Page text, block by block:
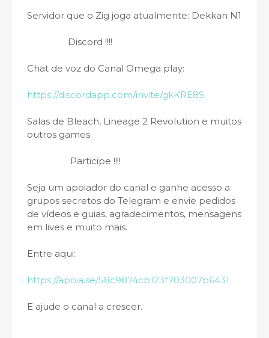
Servidor que o Zig joga atualmente: Dekkan N1
Discord !!!!
Chat de voz do Canal Omega play:
https://discordapp.com/invite/gkKRE8S
Salas de Bleach, Lineage 2 Revolution e muitos
outros games.
Participe !!!!
Seja um apoiador do canal e ganhe acesso a
grupos secretos do Telegram e envie pedidos
de vídeos e guias, agradecimentos, mensagens
em lives e muito mais.
Entre aqui:
https://apoia.se/58c9874cb123f703007b6431
E ajude o canal a crescer.